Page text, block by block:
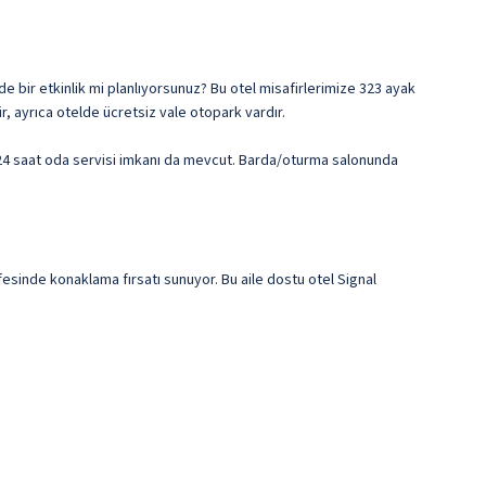
bir etkinlik mi planlıyorsunuz? Bu otel misafirlerimize 323 ayak
ayrıca otelde ücretsiz vale otopark vardır.
oda servisi imkanı da mevcut. Barda/oturma salonunda
konaklama fırsatı sunuyor. Bu aile dostu otel Signal